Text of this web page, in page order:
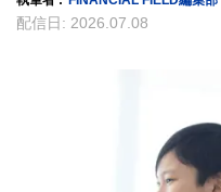
配信日: 2026.07.08